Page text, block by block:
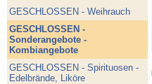
GESCHLOSSEN - Weihrauch
GESCHLOSSEN -
Sonderangebote -
Kombiangebote
GESCHLOSSEN - Spirituosen -
Edelbrände, Liköre